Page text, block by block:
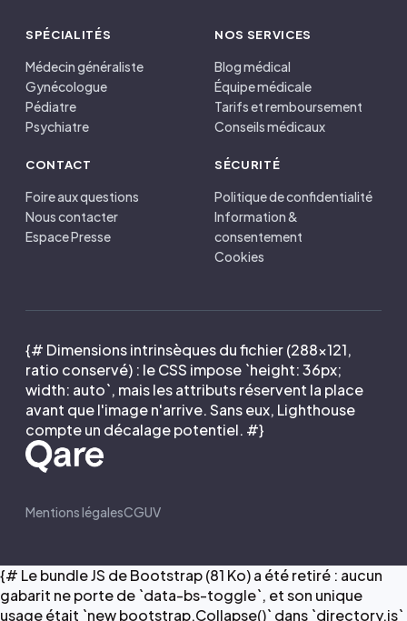
SPÉCIALITÉS
Médecin généraliste
Gynécologue
Pédiatre
Psychiatre
NOS SERVICES
Blog médical
Équipe médicale
Tarifs et remboursement
Conseils médicaux
CONTACT
Foire aux questions
Nous contacter
Espace Presse
SÉCURITÉ
Politique de confidentialité
Information &
consentement
Cookies
{# Dimensions intrinsèques du fichier (288×121,
ratio conservé) : le CSS impose `height: 36px;
width: auto`, mais les attributs réservent la place
avant que l'image n'arrive. Sans eux, Lighthouse
compte un décalage potentiel. #}
Mentions légalesCGUV
{# Le bundle JS de Bootstrap (81 Ko) a été retiré : aucun
gabarit ne porte de `data-bs-toggle`, et son unique
usage était `new bootstrap.Collapse()` dans `directory.js`